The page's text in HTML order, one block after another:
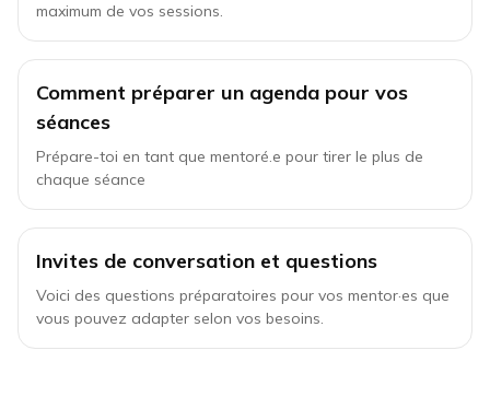
maximum de vos sessions.
Comment préparer un agenda pour vos
séances
Prépare-toi en tant que mentoré.e pour tirer le plus de
chaque séance
Invites de conversation et questions
Voici des questions préparatoires pour vos mentor·es que
vous pouvez adapter selon vos besoins.